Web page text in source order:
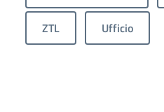
ZTL Ufficio